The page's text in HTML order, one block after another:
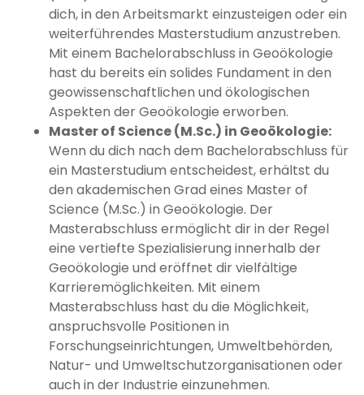
dich, in den Arbeitsmarkt einzusteigen oder ein
weiterführendes Masterstudium anzustreben.
Mit einem Bachelorabschluss in Geoökologie
hast du bereits ein solides Fundament in den
geowissenschaftlichen und ökologischen
Aspekten der Geoökologie erworben.
Master of Science (M.Sc.) in Geoökologie:
Wenn du dich nach dem Bachelorabschluss für
ein Masterstudium entscheidest, erhältst du
den akademischen Grad eines Master of
Science (M.Sc.) in Geoökologie. Der
Masterabschluss ermöglicht dir in der Regel
eine vertiefte Spezialisierung innerhalb der
Geoökologie und eröffnet dir vielfältige
Karrieremöglichkeiten. Mit einem
Masterabschluss hast du die Möglichkeit,
anspruchsvolle Positionen in
Forschungseinrichtungen, Umweltbehörden,
Natur- und Umweltschutzorganisationen oder
auch in der Industrie einzunehmen.